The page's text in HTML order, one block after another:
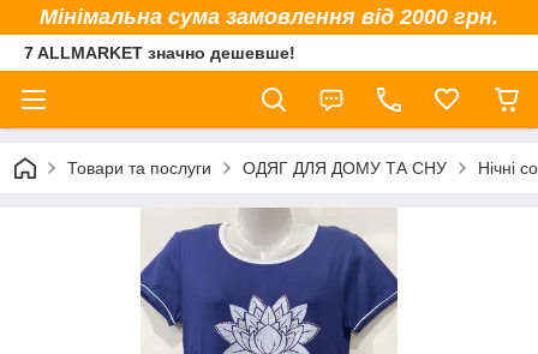
Мінімальна сума замовлення від 2000 грн.
7 ALLMARKET значно дешевше!
Товари та послуги ОДЯГ ДЛЯ ДОМУ ТА СНУ Нічні